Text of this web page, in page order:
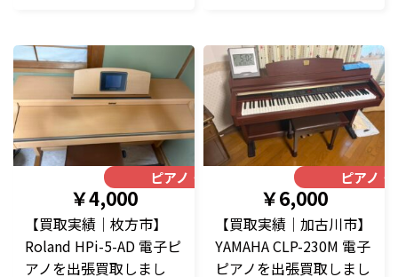
ピアノ・楽器
￥4,000
【買取実績｜枚方市】
Roland HPi-5-AD 電子ピ
アノを出張買取しまし
ピアノ・
￥6,000
【買取実績｜加古川市】
YAMAHA CLP-230M 電子
ピアノを出張買取しまし